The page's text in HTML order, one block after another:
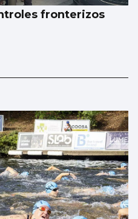
fronterizos
en Ceuta para